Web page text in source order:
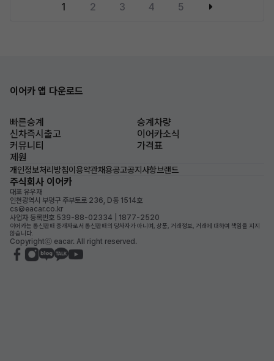
1 2 3 4 5
이어카 앱 다운로드
빠른승계
승계차량
신차즉시출고
이어카소식
커뮤니티
가격표
제원
개인정보처리방침이용약관채용공고공지사항브랜드
주식회사 이어카
대표 유우재
인천광역시 부평구 주부토로 236, D동 1514호
cs@eacar.co.kr
사업자 등록번호 539-88-02334 | 1877-2520
이어카는 통신판매 중개자로서 통신판매의 당사자가 아니며, 상품, 거래정보, 거래에 대하여 책임을 지지
않습니다.
Copyrightⓒ eacar. All right reserved.